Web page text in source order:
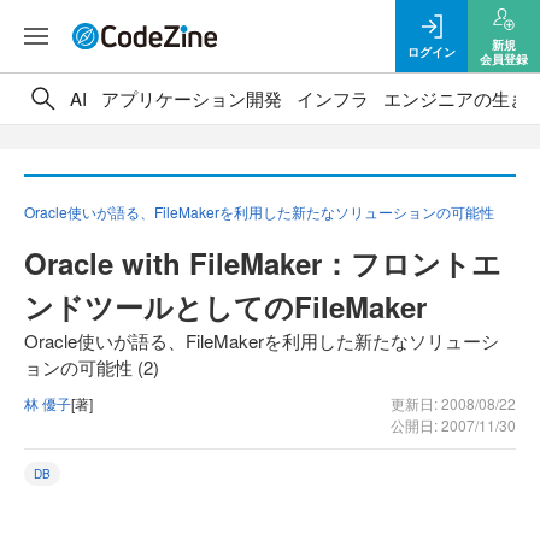
ログイン
新規
会員登録
AI アプリケーション開発 インフラ エンジニアの生き
Oracle使いが語る、FileMakerを利用した新たなソリューションの可能性
Oracle with FileMaker：フロントエ
ンドツールとしてのFileMaker
Oracle使いが語る、FileMakerを利用した新たなソリューシ
ョンの可能性 (2)
林 優子[著]
更新日: 2008/08/22
公開日: 2007/11/30
DB